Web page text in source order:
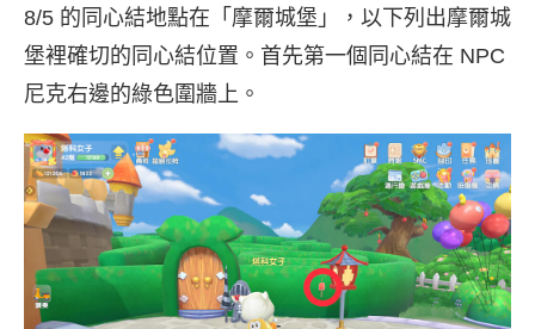
8/5 的同心結地點在「摩爾城堡」，以下列出摩爾城
堡裡確切的同心結位置。首先第一個同心結在 NPC
尼克右邊的綠色圍牆上。